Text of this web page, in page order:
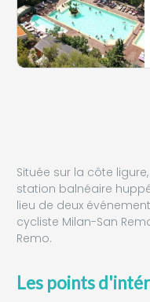
Située sur la côte
station balnéaire
lieu de deux
cycliste Milan-San
Remo.
Les points